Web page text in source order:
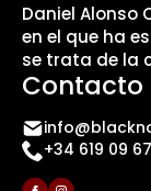
Daniel Alonso
en el que ha
se trata de la
Contacto
+34 619 09